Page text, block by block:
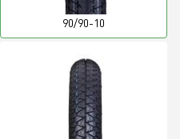
90/90-10